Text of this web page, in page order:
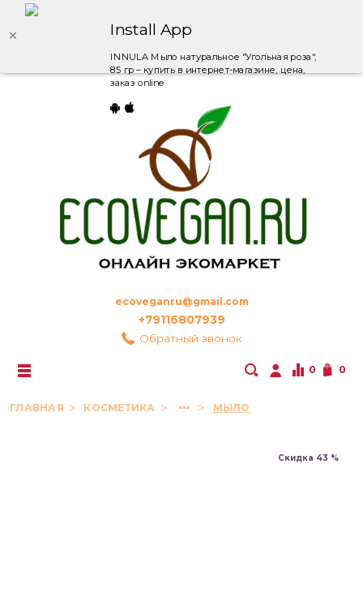
Install App
INNULA Мыло натуральное "Угольная роза",
85 гр – купить в интернет-магазине, цена,
заказ online
ecoveganru@gmail.com
+79116807939
Обратный звонок
0 0
ГЛАВНАЯ КОСМЕТИКА МЫЛО
Скидка 43 %